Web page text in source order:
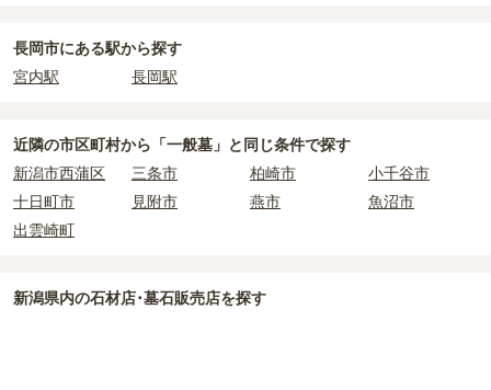
すお布施、会食などの費用がかかります。
年間管理費
：お墓の管理費。契約後、毎年発生するケースがあり
ます。
正確な費用は、区画や石材の選び方によって大きく変わるため、見
現地見学では、担当者に「提示金額以外にかかる費用はないか」を
必ず確認することをおすすめします。
現地への見学が難しい場合は、資料請求でも各霊園の詳しい料金案
お墓を探すのがおすすめです。
長岡市にある駅から探す
宮内駅
長岡駅
近隣の市区町村から 「一般墓」と 同じ条件で探す
新潟市西蒲区
三条市 柏崎市
小千谷市
十日町市
見附市 燕市
魚沼市
出雲崎町
新潟県内の石材店･墓石販売店を探す